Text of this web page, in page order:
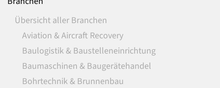
Übersicht aller Branchen
Aviation & Aircraft Recovery
Baulogistik & Baustelleneinrichtung
Baumaschinen & Baugerätehandel
Bohrtechnik & Brunnenbau